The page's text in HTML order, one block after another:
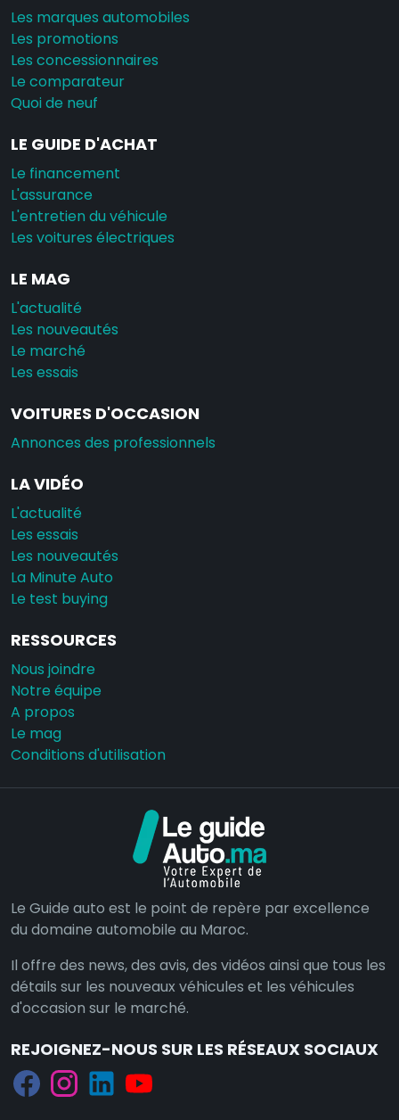
Les marques automobiles
Les promotions
Les concessionnaires
Le comparateur
Quoi de neuf
LE GUIDE D'ACHAT
Le financement
L'assurance
L'entretien du véhicule
Les voitures électriques
LE MAG
L'actualité
Les nouveautés
Le marché
Les essais
VOITURES D'OCCASION
Annonces des professionnels
LA VIDÉO
L'actualité
Les essais
Les nouveautés
La Minute Auto
Le test buying
RESSOURCES
Nous joindre
Notre équipe
A propos
Le mag
Conditions d'utilisation
Le Guide auto est le point de repère par excellence
du domaine automobile au Maroc.
Il offre des news, des avis, des vidéos ainsi que tous les
détails sur les nouveaux véhicules et les véhicules
d'occasion sur le marché.
REJOIGNEZ-NOUS SUR LES RÉSEAUX SOCIAUX